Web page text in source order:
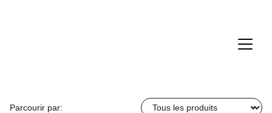
Parcourir par: